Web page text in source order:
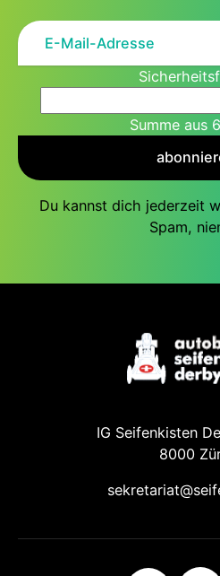
Summe aus
Du kannst dich jederzeit
Spam,
IG Seifenkisten
8000